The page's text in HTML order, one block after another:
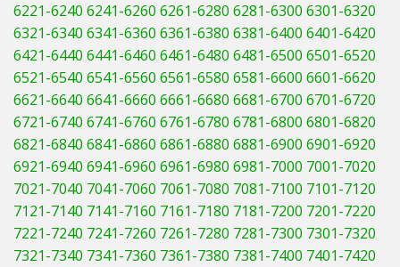
6221-6240 6241-6260 6261-6280 6281-6300 6301-6320
6321-6340 6341-6360 6361-6380 6381-6400 6401-6420
6421-6440 6441-6460 6461-6480 6481-6500 6501-6520
6521-6540 6541-6560 6561-6580 6581-6600 6601-6620
6621-6640 6641-6660 6661-6680 6681-6700 6701-6720
6721-6740 6741-6760 6761-6780 6781-6800 6801-6820
6821-6840 6841-6860 6861-6880 6881-6900 6901-6920
6921-6940 6941-6960 6961-6980 6981-7000 7001-7020
7021-7040 7041-7060 7061-7080 7081-7100 7101-7120
7121-7140 7141-7160 7161-7180 7181-7200 7201-7220
7221-7240 7241-7260 7261-7280 7281-7300 7301-7320
7321-7340 7341-7360 7361-7380 7381-7400 7401-7420